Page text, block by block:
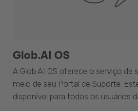
Glob.AI OS
A Glob.AI OS oferece o serviço de
meio de seu Portal de Suporte.
disponível para todos os usuários